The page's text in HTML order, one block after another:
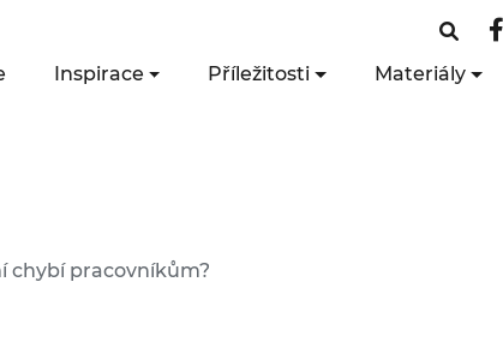
Inspirace Příležitosti Materiály
chybí pracovníkům?